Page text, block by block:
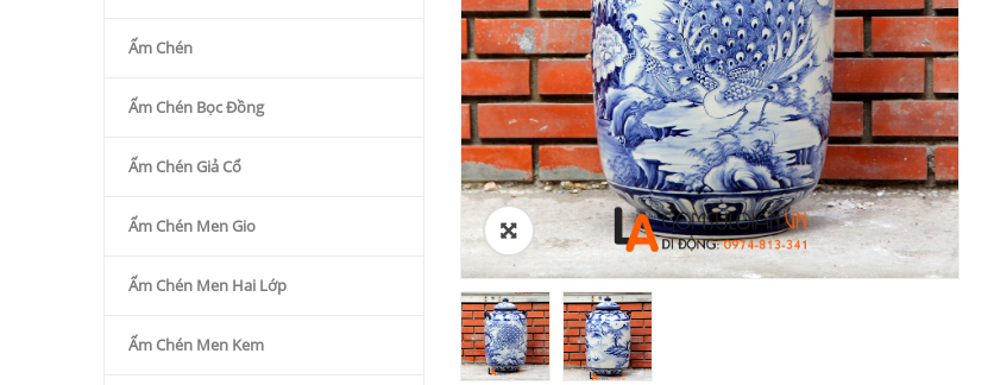
Ấm Chén
Ấm Chén Bọc Đồng
Ấm Chén Giả Cổ
Ấm Chén Men Gio
Ấm Chén Men Hai Lớp
Ấm Chén Men Kem